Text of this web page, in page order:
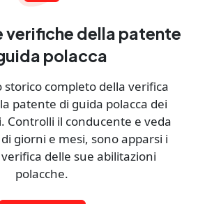
verifiche della patente
polacca
storico completo della verifica
patente di guida polacca dei
Controlli il conducente e veda
giorni e mesi, sono apparsi i
delle sue abilitazioni
polacche.